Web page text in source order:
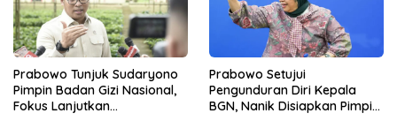
Prabowo Tunjuk Sudaryono
Pimpin Badan Gizi Nasional,
Fokus Lanjutkan
Prabowo Setujui
Pengunduran Diri Kepala
BGN, Nanik Disiapkan Pimpin